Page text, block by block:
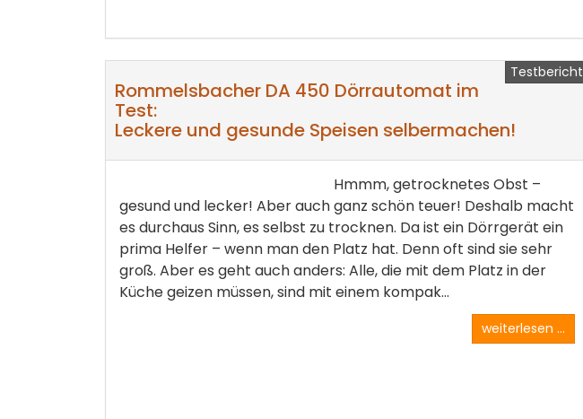
Testbericht
Rommelsbacher DA 450 Dörrautomat im
Test:
Leckere und gesunde Speisen selbermachen!
Hmmm, getrocknetes Obst –
gesund und lecker! Aber auch ganz schön teuer! Deshalb macht
es durchaus Sinn, es selbst zu trocknen. Da ist ein Dörrgerät ein
prima Helfer – wenn man den Platz hat. Denn oft sind sie sehr
groß. Aber es geht auch anders: Alle, die mit dem Platz in der
Küche geizen müssen, sind mit einem kompak...
weiterlesen ...